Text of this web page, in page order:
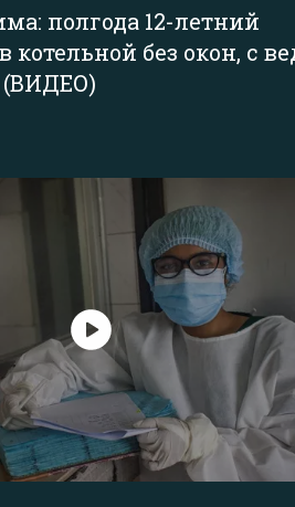
полгода 12-летний
без окон, с
(ВИДЕО)